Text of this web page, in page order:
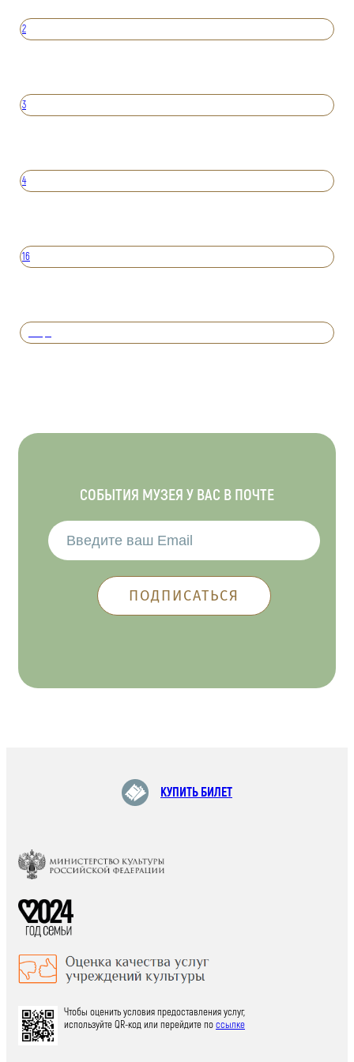
2
3
4
16
СОБЫТИЯ МУЗЕЯ У ВАС В ПОЧТЕ
КУПИТЬ БИЛЕТ
Чтобы оценить условия предоставления услуг,
используйте QR-код или перейдите поссылке